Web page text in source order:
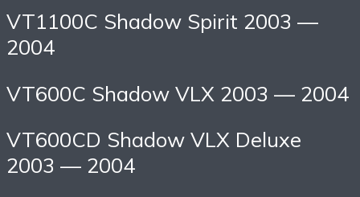
VT1100C Shadow Spirit 2003 —
2004
VT600C Shadow VLX 2003 — 2004
VT600CD Shadow VLX Deluxe
2003 — 2004